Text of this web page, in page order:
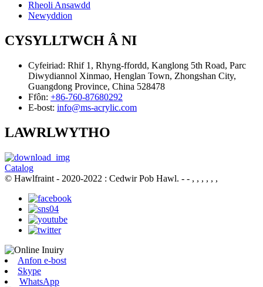
Rheoli Ansawdd
Newyddion
CYSYLLTWCH Â NI
Cyfeiriad: Rhif 1, Rhyng-ffordd, Kanglong 5th Road, Parc
Diwydiannol Xinmao, Henglan Town, Zhongshan City,
Guangdong Province, China 528478
Ffôn: +86-760-87680292
E-bost: info@ms-acrylic.com
LAWRLWYTHO
Catalog
© Hawlfraint - 2020-2022 : Cedwir Pob Hawl. - - , , , , , ,
Anfon e-bost
Skype
WhatsApp